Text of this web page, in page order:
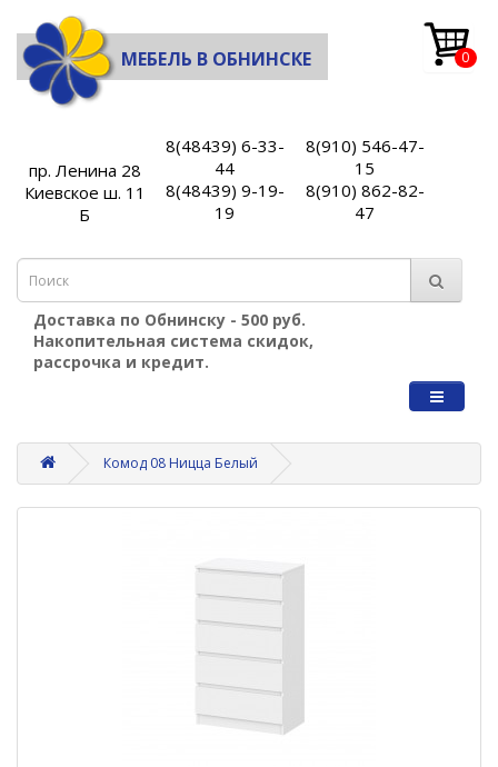
МЕБЕЛЬ В ОБНИНСКЕ 0
пр. Ленина 28
Киевское ш. 11
Б
8(48439) 6-33-
44
8(48439) 9-19-
19
8(910) 546-47-
15
8(910) 862-82-
47
Доставка по Обнинску - 500 руб.
Накопительная система скидок,
рассрочка и кредит.
Комод 08 Ницца Белый